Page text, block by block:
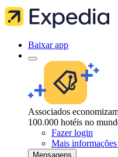
Baixar app
Associados
100.000 hotéis no
Fazer login
Mais
Mensagens